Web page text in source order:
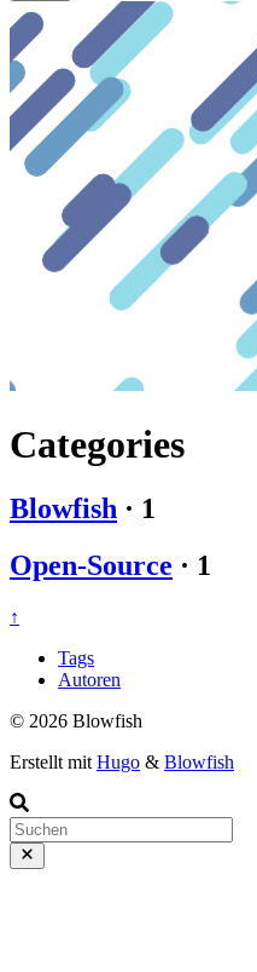
Categories
Blowfish · 1
Open-Source · 1
↑
Tags
Autoren
© 2026 Blowfish
Erstellt mit Hugo & Blowfish